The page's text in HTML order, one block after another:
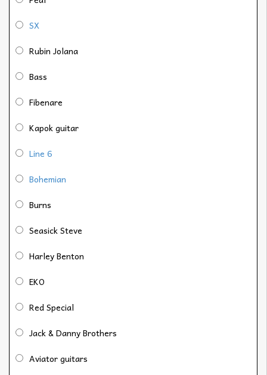
SX
Rubin Jolana
Bass
Fibenare
Kapok guitar
Line 6
Bohemian
Burns
Seasick Steve
Harley Benton
EKO
Red Special
Jack & Danny Brothers
Aviator guitars